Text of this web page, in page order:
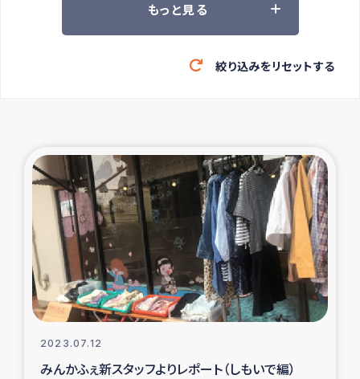
緊急救援の時代
東ティモール豪雨緊急支援
大雨による洪水被災者支援
カカオ生産者支援事業
シリア国内避難民・帰還民の生活再建支援
トルコにおけるシリア難民支援事業
インドネシア中部 スラウェシの地震・津波被災者支援
もっと見る
絞り込みをリセットする
2023.07.12
みんかふぇ新スタッフよりレポート（しもいで編）